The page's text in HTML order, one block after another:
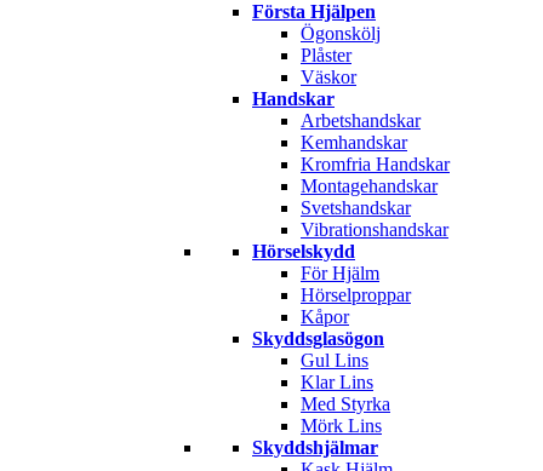
Första Hjälpen
Ögonskölj
Plåster
Väskor
Handskar
Arbetshandskar
Kemhandskar
Kromfria Handskar
Montagehandskar
Svetshandskar
Vibrationshandskar
Hörselskydd
För Hjälm
Hörselproppar
Kåpor
Skyddsglasögon
Gul Lins
Klar Lins
Med Styrka
Mörk Lins
Skyddshjälmar